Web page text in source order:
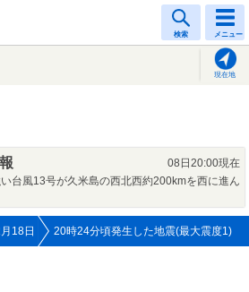
検索 メニュー
現在地
08日20:00現在
台風13号が久米島の西北西約200kmを西に進ん
18日 20時24分頃発生した地震(最大震度1)